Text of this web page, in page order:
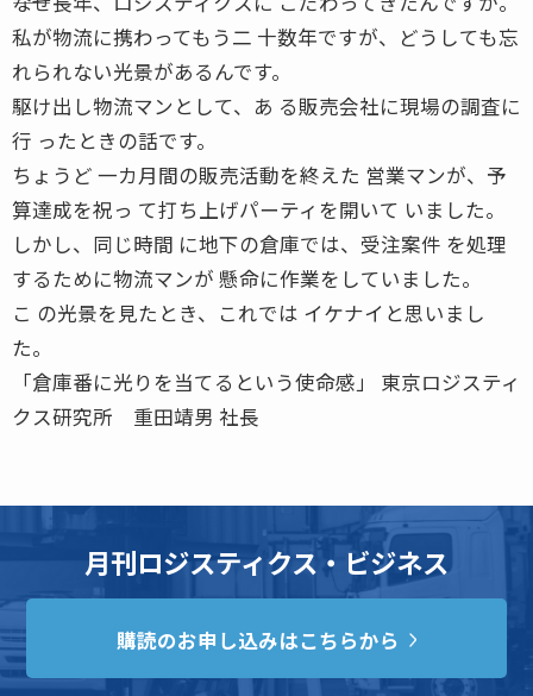
私が物流に携わってもう二 十数年ですが、どうしても忘
れられない光景があるんです。
駆け出し物流マンとして、あ る販売会社に現場の調査に
行 ったときの話です。
ちょうど 一カ月間の販売活動を終えた 営業マンが、予
算達成を祝っ て打ち上げパーティを開いて いました。
しかし、同じ時間 に地下の倉庫では、受注案件 を処理
するために物流マンが 懸命に作業をしていました。
こ の光景を見たとき、これでは イケナイと思いまし
た。
「倉庫番に光りを当てるという使命感」 東京ロジスティ
クス研究所 重田靖男 社長
月刊ロジスティクス・ビジネス
購読のお申し込みはこちらから